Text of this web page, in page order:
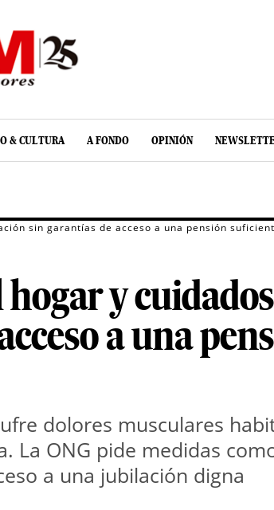
& CULTURA A FONDO OPINIÓN
sin garantías de acceso a una pensión
y
a una
dolores musculares
La ONG pide medidas
a una jubilación digna